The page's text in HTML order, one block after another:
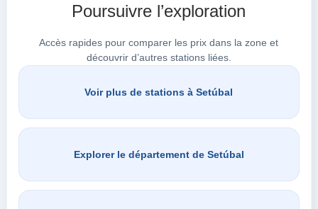
Poursuivre l’exploration
Accès rapides pour comparer les prix dans la zone et
découvrir d’autres stations liées.
Voir plus de stations à Setúbal
Explorer le département de Setúbal